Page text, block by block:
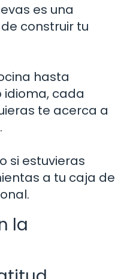
es una
construir tu
hasta
idioma, cada
te acerca a
si estuvieras
a tu caja de
la